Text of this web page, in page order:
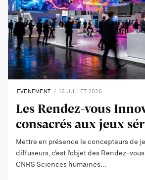
EVENEMENT 16 JUILLET 2026
Les Rendez-vous
consacrés aux jeux
Mettre en présence le concepteurs de
diffuseurs, c’est l’objet des Rendez-
CNRS Sciences humaines